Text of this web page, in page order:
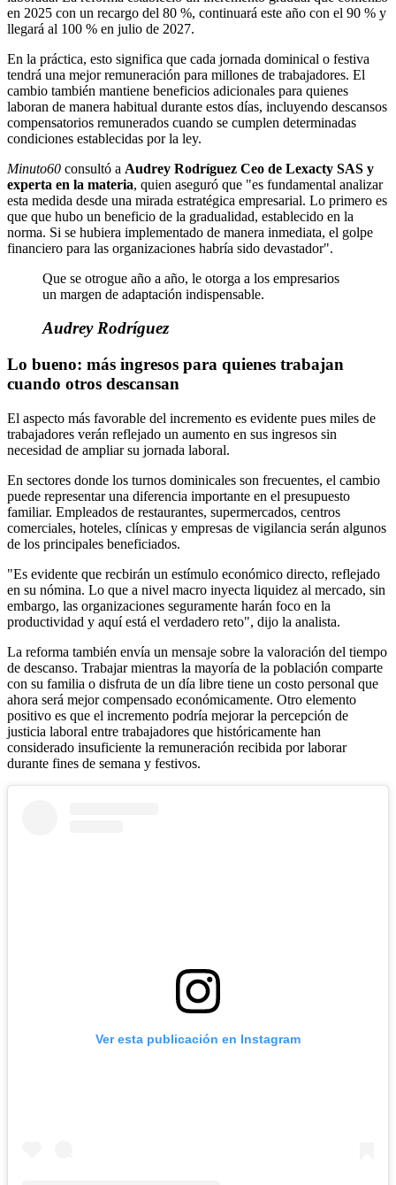
en 2025 con un recargo del 80 %, continuará este año con el 90 % y
llegará al 100 % en julio de 2027.
En la práctica, esto significa que cada jornada dominical o festiva
tendrá una mejor remuneración para millones de trabajadores. El
cambio también mantiene beneficios adicionales para quienes
laboran de manera habitual durante estos días, incluyendo descansos
compensatorios remunerados cuando se cumplen determinadas
condiciones establecidas por la ley.
Minuto60 consultó a Audrey Rodríguez Ceo de Lexacty SAS y
experta en la materia, quien aseguró que "es fundamental analizar
esta medida desde una mirada estratégica empresarial. Lo primero es
que que hubo un beneficio de la gradualidad, establecido en la
norma. Si se hubiera implementado de manera inmediata, el golpe
financiero para las organizaciones habría sido devastador".
Que se otrogue año a año, le otorga a los empresarios
un margen de adaptación indispensable.
Audrey Rodríguez
Lo bueno: más ingresos para quienes trabajan
cuando otros descansan
El aspecto más favorable del incremento es evidente pues miles de
trabajadores verán reflejado un aumento en sus ingresos sin
necesidad de ampliar su jornada laboral.
En sectores donde los turnos dominicales son frecuentes, el cambio
puede representar una diferencia importante en el presupuesto
familiar. Empleados de restaurantes, supermercados, centros
comerciales, hoteles, clínicas y empresas de vigilancia serán algunos
de los principales beneficiados.
"Es evidente que recbirán un estímulo económico directo, reflejado
en su nómina. Lo que a nivel macro inyecta liquidez al mercado, sin
embargo, las organizaciones seguramente harán foco en la
productividad y aquí está el verdadero reto", dijo la analista.
La reforma también envía un mensaje sobre la valoración del tiempo
de descanso. Trabajar mientras la mayoría de la población comparte
con su familia o disfruta de un día libre tiene un costo personal que
ahora será mejor compensado económicamente. Otro elemento
positivo es que el incremento podría mejorar la percepción de
justicia laboral entre trabajadores que históricamente han
considerado insuficiente la remuneración recibida por laborar
durante fines de semana y festivos.
Ver esta publicación en Instagram